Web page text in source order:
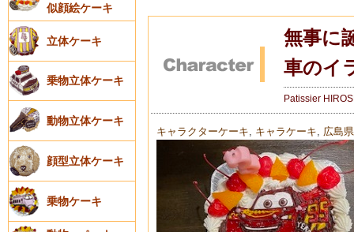
似顔絵ケーキ
立体ケーキ
乗物立体ケーキ
動物立体ケーキ
顔型立体ケーキ
乗物ケーキ
無事に
車のイ
Patissier
キャラクターケーキ キャラケーキ 広島県